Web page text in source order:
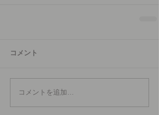
コメント
コメントを追加…